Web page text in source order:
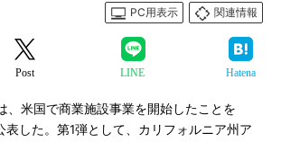
PC用表示
関連情報
Post LINE Hatena
米国で商業施設事業を開始したことを
表した。第1弾として、カリフォルニア州ア